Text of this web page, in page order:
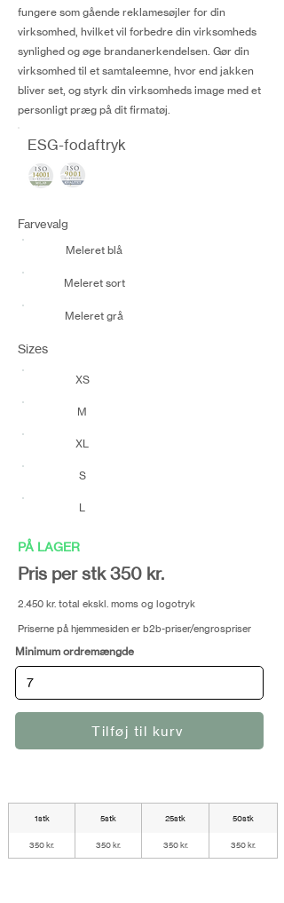
fungere som gående reklamesøjler for din
virksomhed, hvilket vil forbedre din virksomheds
synlighed og øge brandanerkendelsen. Gør din
virksomhed til et samtaleemne, hvor end jakken
bliver set, og styrk din virksomheds image med et
personligt præg på dit firmatøj.
ESG-fodaftryk
Farvevalg
Meleret blå
Meleret sort
Meleret grå
Sizes
XS
M
XL
S
L
PÅ LAGER
Pris per stk 350 kr.
2.450 kr. total ekskl. moms og logotryk
Priserne på hjemmesiden er b2b-priser/engrospriser
Minimum ordremængde
Tilføj til kurv
1stk 5stk 25stk 50stk
350 kr. 350 kr. 350 kr. 350 kr.